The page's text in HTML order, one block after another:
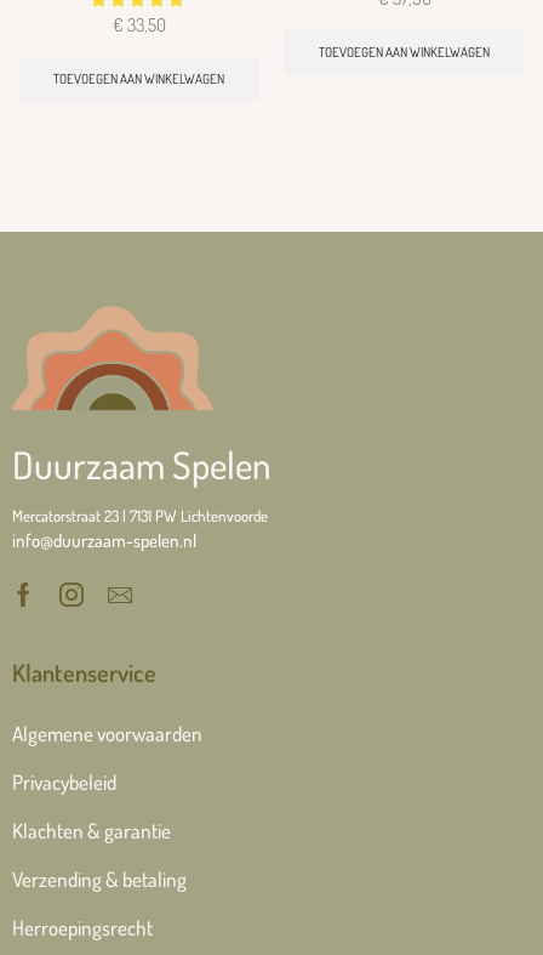
€ 33,50
TOEVOEGEN AAN WINKELWAGEN
TOEVOEGEN AAN WINKELWAGEN
Duurzaam Spelen
Mercatorstraat 23 | 7131 PW Lichtenvoorde
info@duurzaam-spelen.nl
Klantenservice
Algemene voorwaarden
Privacybeleid
Klachten & garantie
Verzending & betaling
Herroepingsrecht